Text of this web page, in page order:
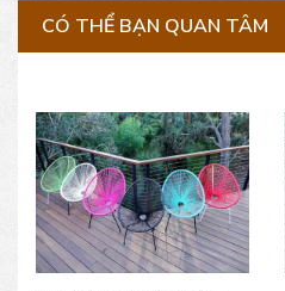
CÓ THỂ BẠN QUAN TÂM